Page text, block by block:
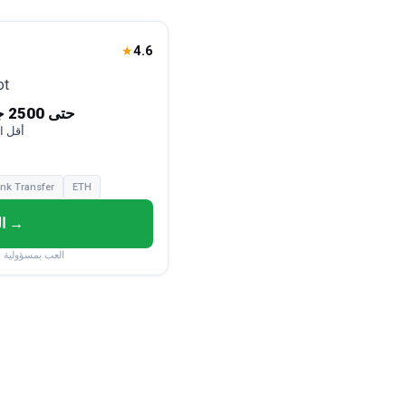
★4.6
50% حتى 2500 جنيه مصري
أقل
Transfer ETH
العب الآن →
18+ | العب